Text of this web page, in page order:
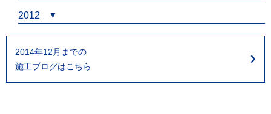
2012
2014年12月までの
施工ブログはこちら